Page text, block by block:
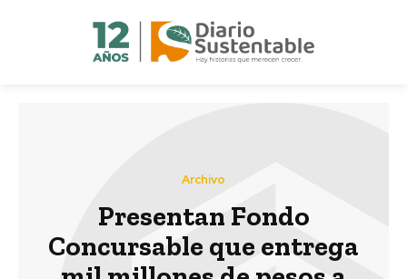
Archivo
Presentan Fondo
Concursable que entrega